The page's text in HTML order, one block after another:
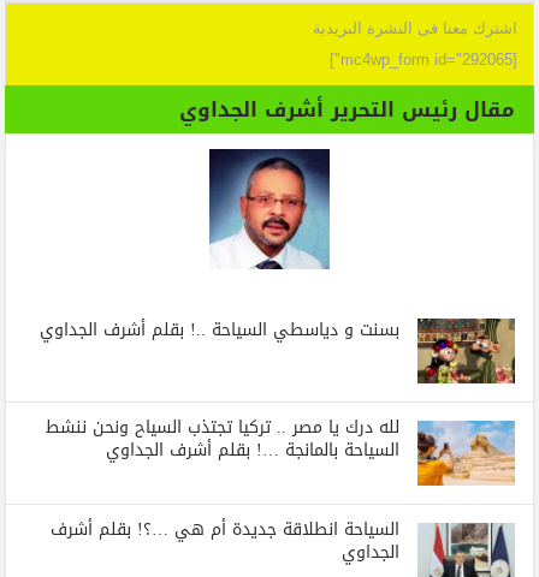
اشترك معنا فى النشرة البريدية
[mc4wp_form id="292065"]
مقال رئيس التحرير أشرف الجداوي
بسنت و دياسطي السياحة ..! بقلم أشرف الجداوي
لله درك يا مصر .. تركيا تجتذب السياح ونحن ننشط
السياحة بالمانجة …! بقلم أشرف الجداوي
السياحة انطلاقة جديدة أم هي …؟! بقلم أشرف
الجداوي